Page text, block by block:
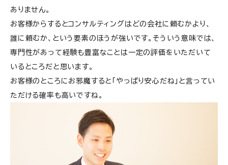
ありません。
お客様からするとコンサルティングはどの会社に頼むかより、
誰に頼むか、という要素のほうが強いです。そういう意味では、
専門性があって経験も豊富なことは一定の評価をいただいて
いるところだと思います。
お客様のところにお邪魔すると「やっぱり安心だね」と言ってい
ただける確率も高いですね。